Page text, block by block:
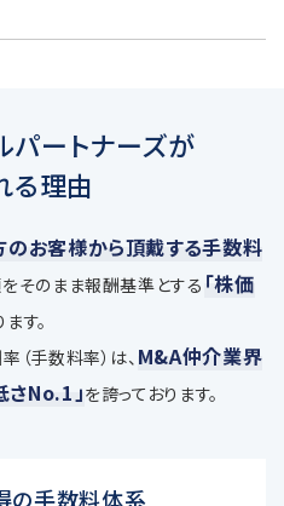
パートナーズが
る理由
のお客様から頂戴する手数料
そのまま報酬基準とする 「株価
す。
手数料率）は、 M&A仲介業界
No.1」を誇っております。
の手数料体系